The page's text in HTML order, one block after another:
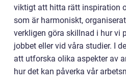
viktigt att hitta rätt inspiration
som är harmoniskt,
verkligen göra skillnad i hur vi
jobbet eller vid våra studier. I
att utforska olika aspekter av
hur det kan påverka vår